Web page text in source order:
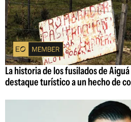
La historia de los fusilados de
destaque turístico a un hecho de